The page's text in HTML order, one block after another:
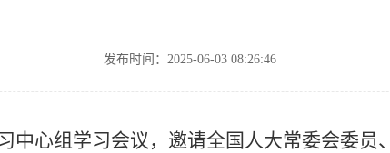
发布时间：2025-06-03 08:26:46
中心组学习会议，邀请全国人大常委会委